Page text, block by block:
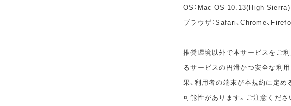
OS：Mac OS 10.13(High Sierra)
ブラウザ：Safari、Chrome、
推奨環境以外で本サービスをご利
るサービスの円滑かつ安全な利
果、利用者の端末が本規約に定
可能性があります。ご注意くださ